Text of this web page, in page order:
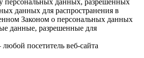
данных для распространения в
Законом о персональных данных
данные, разрешенные для
посетитель веб-сайта